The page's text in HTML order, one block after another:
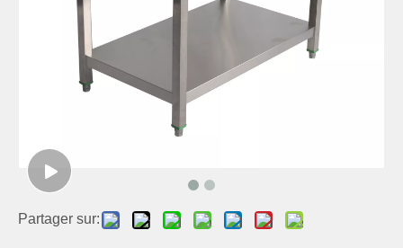
Partager sur: